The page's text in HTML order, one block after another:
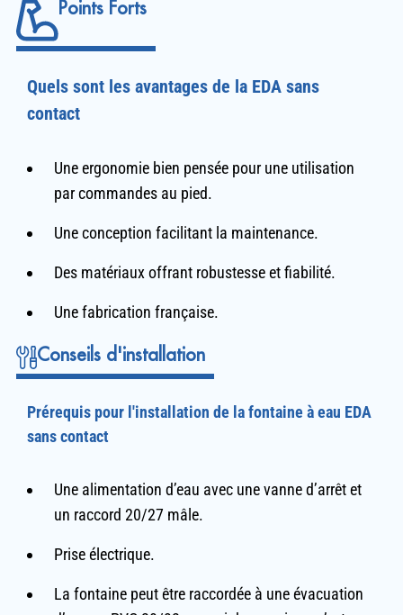
Points Forts
Quels sont les avantages de la EDA sans
contact
Une ergonomie bien pensée pour une utilisation
par commandes au pied.
Une conception facilitant la maintenance.
Des matériaux offrant robustesse et fiabilité.
Une fabrication française.
Conseils d'installation
Prérequis pour l'installation de la fontaine à eau EDA
sans contact
Une alimentation d’eau avec une vanne d’arrêt et
un raccord 20/27 mâle.
Prise électrique.
La fontaine peut être raccordée à une évacuation